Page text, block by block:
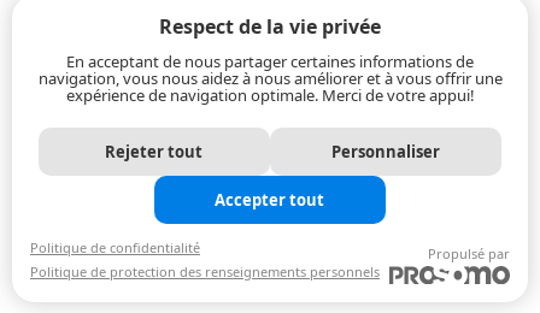
Respect de la vie privée
En acceptant de nous partager certaines informations de
navigation, vous nous aidez à nous améliorer et à vous offrir une
expérience de navigation optimale. Merci de votre appui!
Rejeter tout Personnaliser
Accepter tout
Politique de confidentialité
Politique de protection des renseignements personnels
Propulsé par